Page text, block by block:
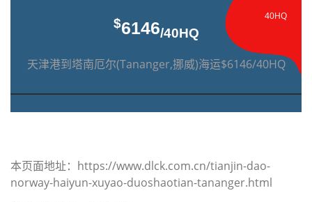
40HQ
$6146/40HQ
天津港到塔南厄尔(Tananger,挪威)海运$6146/40HQ
本页面地址：https://www.dlck.com.cn/tianjin-dao-
norway-haiyun-xuyao-duoshaotian-tananger.html